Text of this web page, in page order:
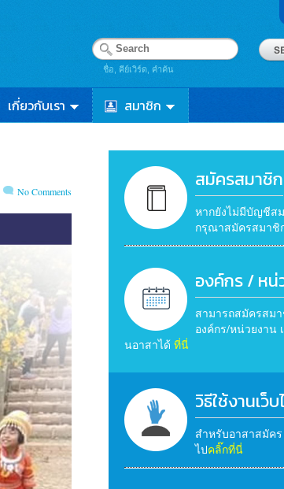
ชื่อ, คีย์เวิร์ด, คำค้น
เกี่ยวกับเรา สมาชิก
No Comments สมัครสมาชิก
หากยังไม่มีบัญชีส
กรุณาสมัครสมาชิ
องค์กร / หน่
สามารถสมัครสม
องค์กร/หน่วยงาน
นอาสาได้ ที่นี่
วิธีใช้งานเว็
สำหรับอาสาสมัค
ไปคลิ๊กที่นี่